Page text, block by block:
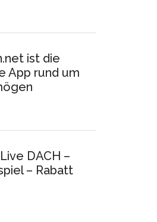
ist die
App rund um
DACH –
– Rabatt